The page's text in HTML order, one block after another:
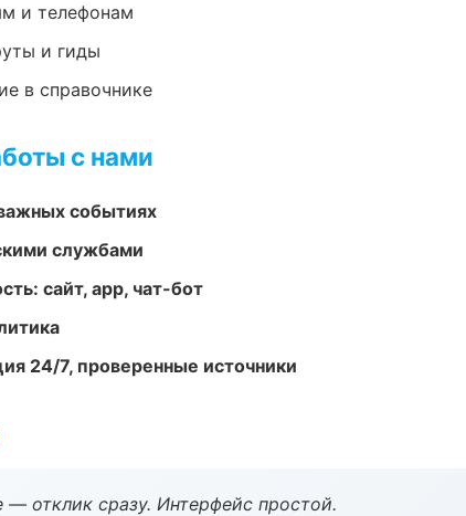
и телефонам
и гиды
в справочнике
с нами
событиях
службами
сайт, app, чат-бот
24/7, проверенные источники
— отклик сразу. Интерфейс простой.